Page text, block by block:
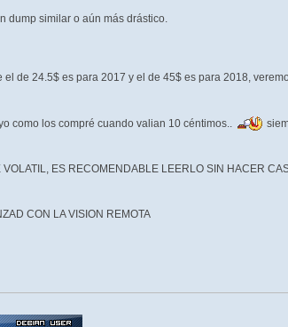
dump similar o aún más drástico.
el de 24.5$ es para 2017 y el de 45$ es para 2018,
como los compré cuando valian 10 céntimos..
ES RECOMENDABLE LEERLO SIN HACER
CON LA VISION REMOTA